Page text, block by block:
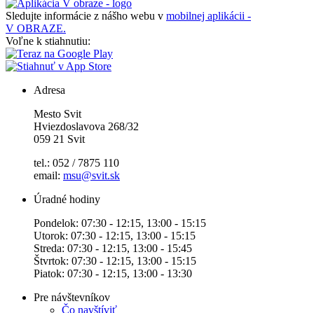
Sledujte informácie z nášho webu v mobilnej aplikácii -
V OBRAZE.
Voľne k stiahnutiu:
Adresa
Mesto Svit
Hviezdoslavova 268/32
059 21 Svit
tel.: 052 / 7875 110
email: msu@svit.sk
Úradné hodiny
Pondelok: 07:30 - 12:15, 13:00 - 15:15
Utorok: 07:30 - 12:15, 13:00 - 15:15
Streda: 07:30 - 12:15, 13:00 - 15:45
Štvrtok: 07:30 - 12:15, 13:00 - 15:15
Piatok: 07:30 - 12:15, 13:00 - 13:30
Pre návštevníkov
Čo navštíviť